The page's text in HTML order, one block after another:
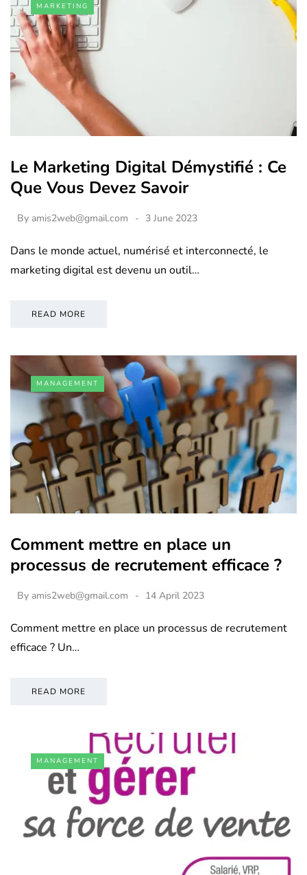
MARKETING
Le Marketing Digital Démystifié : Ce
Que Vous Devez Savoir
By amis2web@gmail.com 3 June 2023
Dans le monde actuel, numérisé et interconnecté, le
marketing digital est devenu un outil…
READ MORE
MANAGEMENT
Comment mettre en place un
processus de recrutement efficace ?
By amis2web@gmail.com 14 April 2023
Comment mettre en place un processus de recrutement
efficace ? Un…
READ MORE
MANAGEMENT